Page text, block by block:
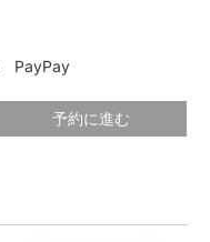
PayPay
予約に進む